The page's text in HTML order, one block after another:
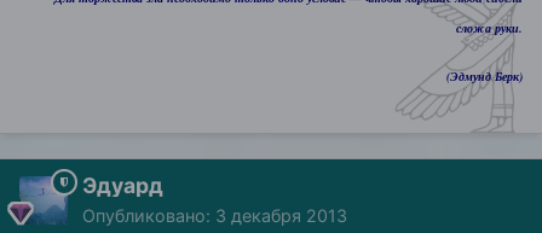
сложа руки.
(Эдмунд Берк)
Эдуард
Опубликовано: 3 декабря 2013